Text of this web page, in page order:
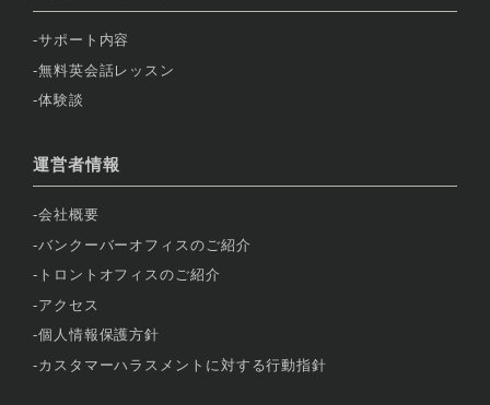
サポート内容
無料英会話レッスン
体験談
運営者情報
会社概要
バンクーバーオフィスのご紹介
トロントオフィスのご紹介
アクセス
個人情報保護方針
カスタマーハラスメントに対する行動指針